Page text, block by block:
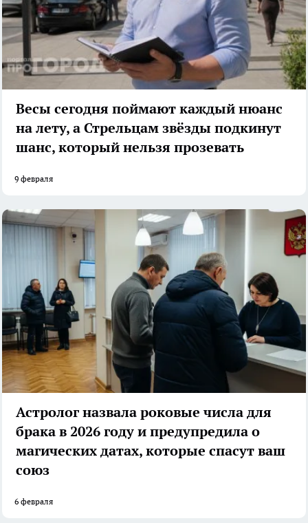
Весы сегодня поймают каждый нюанс
на лету, а Стрельцам звёзды подкинут
шанс, который нельзя прозевать
9 февраля
Астролог назвала роковые числа для
брака в 2026 году и предупредила о
магических датах, которые спасут ваш
союз
6 февраля